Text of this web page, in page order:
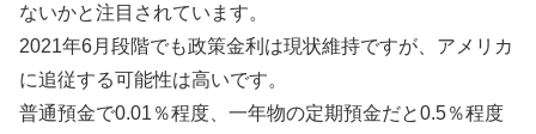
ないかと注目されています。
2021年6月段階でも政策金利は現状維持ですが、アメリカ
に追従する可能性は高いです。
普通預金で0.01％程度、一年物の定期預金だと0.5％程度